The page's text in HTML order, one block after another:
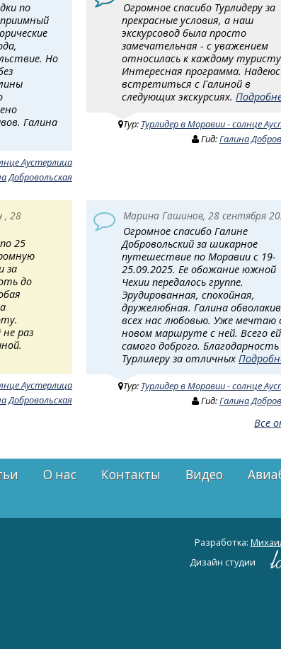
по
Но
Галина
Аустерлица
Добровольская
Огромное спасибо Турлидеру за
прекрасные условия, а наш
экскурсовод была просто
замечательная - с уважением
относилась к каждому
Интересная программа.
встретиться с Галиной в
следующих экскурсиях.
Тур: Турлидер в Моравии - солнце
Гид:Галина
, 28
25
за
до
раз
Аустерлица
Добровольская
Марина Гашинов, 28 сентября
Огромное спасибо Галине
Добровольский за шикарное
путешествие по Моравии с 19-
25.09.2025. Ее обожание южной
Чехии передалось группе.
Эрудированная, спокойная,
дружелюбная. Галина
всех нас любовью. Уже мечтаю
новом маршруте с ней. Всего ей
самого доброго.
Турлилеру за отличных
Тур: Турлидер в Моравии - солнце
Гид:Галина
Все
О нас Контакты Видео
Разработка:
Дизайн студии